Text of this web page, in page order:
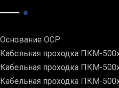
Основание ОСР
Кабельная проходка ПКМ-
Кабельная проходка ПКМ-
Кабельная проходка ПКМ-